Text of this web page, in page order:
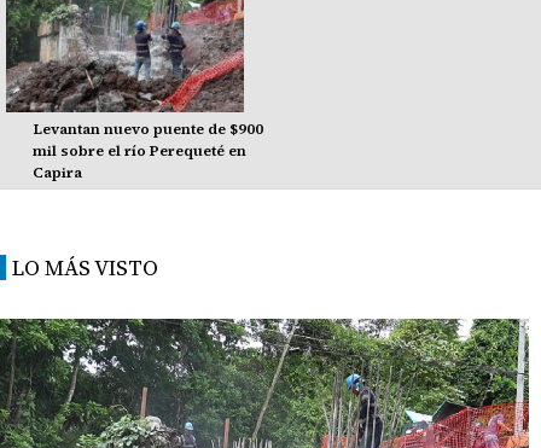
Levantan nuevo puente de $900
mil sobre el río Perequeté en
Capira
LO MÁS VISTO